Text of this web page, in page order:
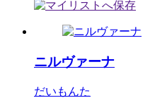
ニルヴァーナ
だいもんた